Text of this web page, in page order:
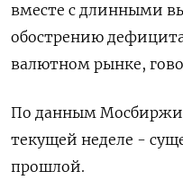
вместе с длинными
обострению
валютном рынке,
По данным
текущей неделе -
прошлой.